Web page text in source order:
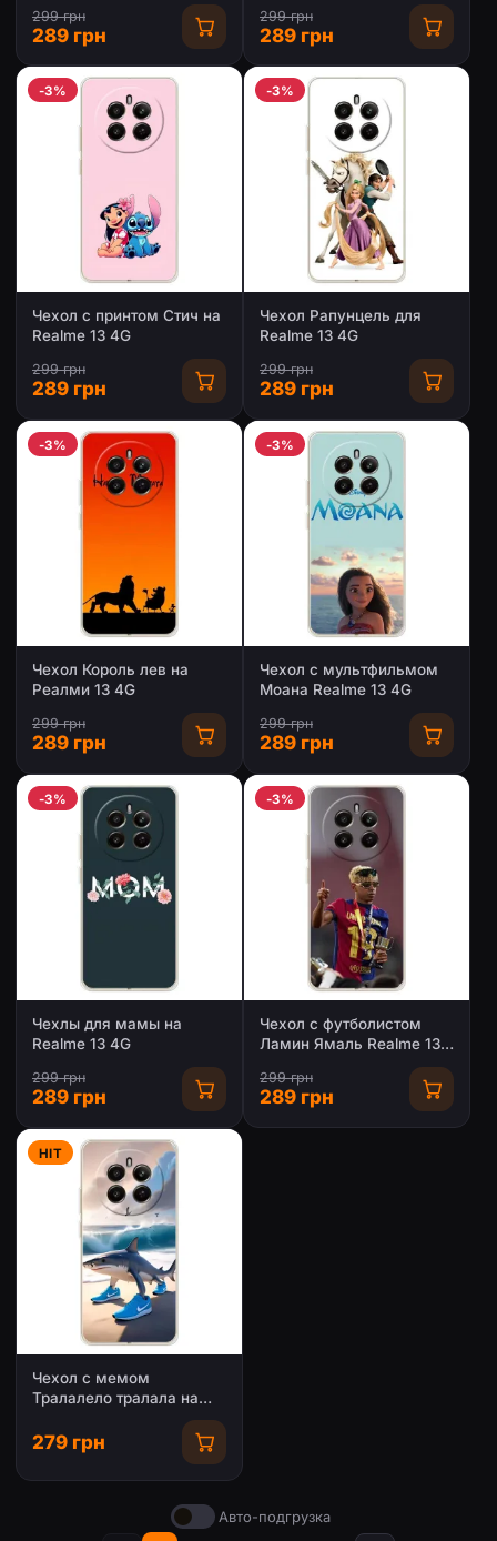
299 грн
289 грн
299 грн
289 грн
-3%
Чехол с принтом Стич на
Realme 13 4G
299 грн
289 грн
-3%
Чехол Рапунцель для
Realme 13 4G
299 грн
289 грн
-3%
Чехол Король лев на
Реалми 13 4G
299 грн
289 грн
-3%
Чехол с мультфильмом
Моана Realme 13 4G
299 грн
289 грн
-3%
Чехлы для мамы на
Realme 13 4G
299 грн
289 грн
-3%
Чехол с футболистом
Ламин Ямаль Realme 13
299 грн
289 грн
HIT
Чехол с мемом
Тралалело тралала на
279 грн
Авто-подгрузка